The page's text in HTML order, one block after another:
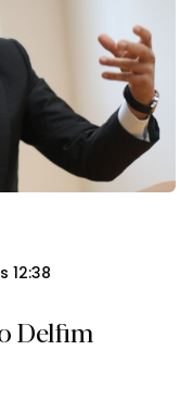
12:38
Delfim